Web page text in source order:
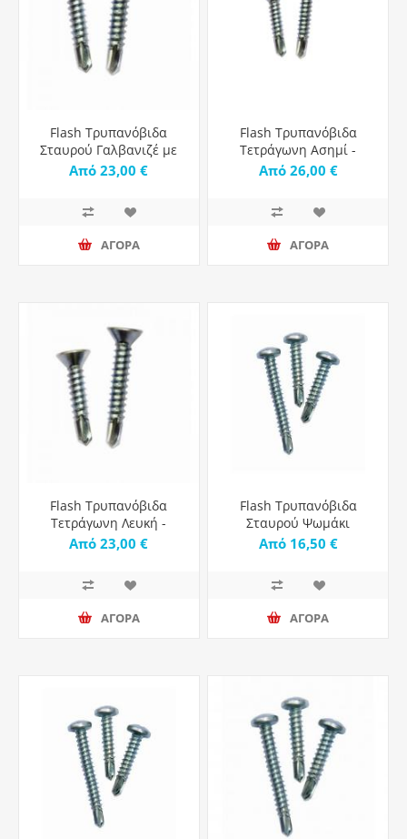
Flash Τρυπανόβιδα
Σταυρού Γαλβανιζέ με
Διάμετρο M4.8 - 1000τμχ
Από 23,00 €
ΑΓΟΡΑ
Flash Τρυπανόβιδα
Τετράγωνη Ασημί -
1000τμχ
Από 26,00 €
ΑΓΟΡΑ
Flash Τρυπανόβιδα
Τετράγωνη Λευκή -
1000τμχ
Από 23,00 €
ΑΓΟΡΑ
Flash Τρυπανόβιδα
Σταυρού Ψωμάκι
Γαλβανιζέ με Διάμετρο
Από 16,50 €
ΑΓΟΡΑ